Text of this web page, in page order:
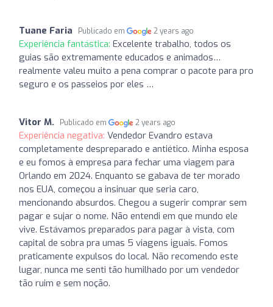
Tuane Faria Publicado em 2 years ago
Experiência fantástica: Excelente trabalho, todos os
guias são extremamente educados e animados…
realmente valeu muito a pena comprar o pacote para pro
seguro e os passeios por eles …
Vitor M. Publicado em 2 years ago
Experiência negativa: Vendedor Evandro estava
completamente despreparado e antiético. Minha esposa
e eu fomos à empresa para fechar uma viagem para
Orlando em 2024. Enquanto se gabava de ter morado
nos EUA, começou a insinuar que seria caro,
mencionando absurdos. Chegou a sugerir comprar sem
pagar e sujar o nome. Não entendi em que mundo ele
vive. Estávamos preparados para pagar à vista, com
capital de sobra pra umas 5 viagens iguais. Fomos
praticamente expulsos do local. Não recomendo este
lugar, nunca me senti tão humilhado por um vendedor
tão ruim e sem noção.